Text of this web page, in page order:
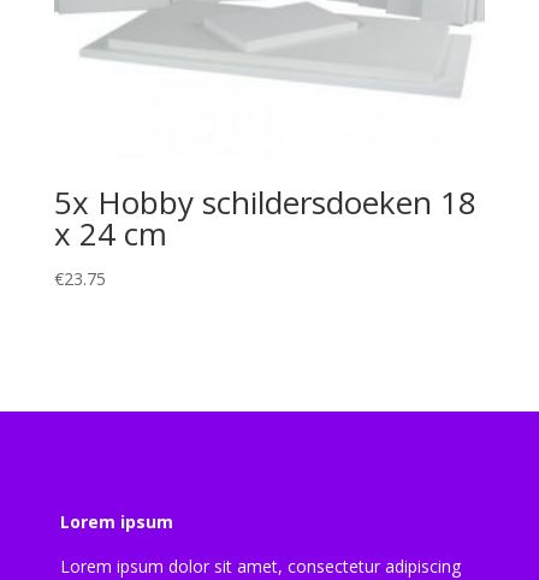
5x Hobby schildersdoeken 18
x 24 cm
€23.75
Lorem ipsum
Lorem ipsum dolor sit amet, consectetur adipiscing